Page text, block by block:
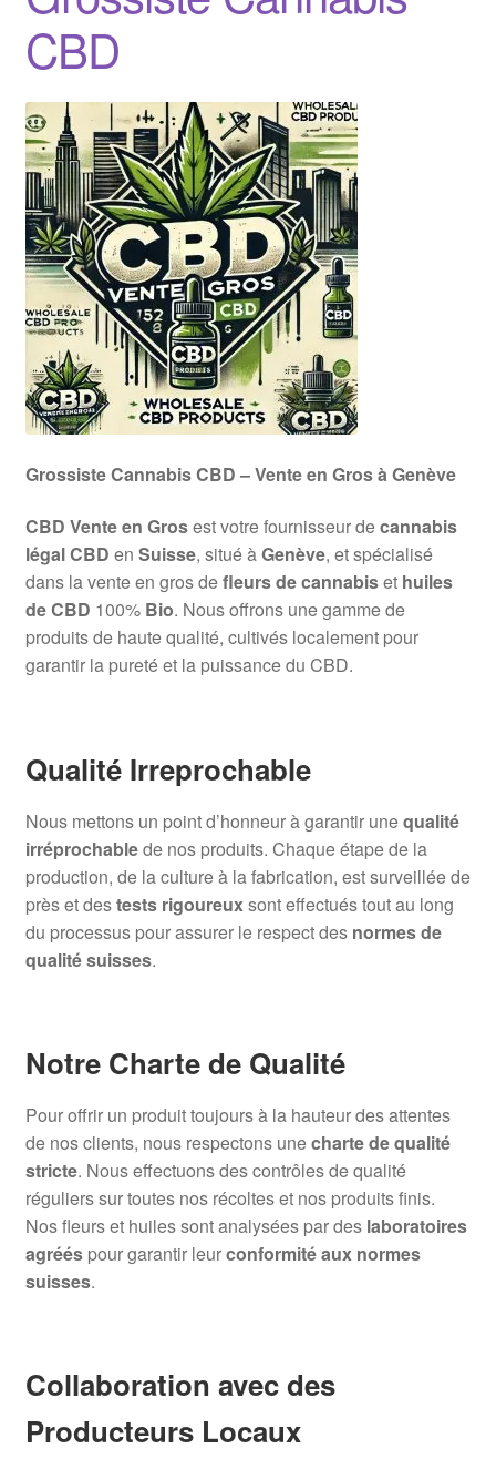
CBD
Grossiste Cannabis CBD – Vente en Gros à Genève
CBD Vente en Grosest votre fournisseur decannabis
légal CBD en Suisse, situé àGenève, et spécialisé
dans la vente en gros defleurs de cannabiset huiles
de CBD 100% Bio. Nous offrons une gamme de
produits de haute qualité, cultivés localement pour
garantir la pureté et la puissance du CBD.
Qualité Irreprochable
Nous mettons un point d’honneur à garantir unequalité
irréprochablede nos produits. Chaque étape de la
production, de la culture à la fabrication, est surveillée de
près et destests rigoureuxsont effectués tout au long
du processus pour assurer le respect des normes de
qualité suisses.
Notre Charte de Qualité
Pour offrir un produit toujours à la hauteur des attentes
de nos clients, nous respectons unecharte de qualité
stricte. Nous effectuons des contrôles de qualité
réguliers sur toutes nos récoltes et nos produits finis.
Nos fleurs et huiles sont analysées par des laboratoires
agrééspour garantir leurconformité aux normes
suisses.
Collaboration avec des
Producteurs Locaux